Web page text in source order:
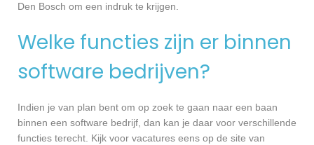
Den Bosch om een indruk te krijgen.
Welke functies zijn er binnen
software bedrijven?
Indien je van plan bent om op zoek te gaan naar een baan
binnen een software bedrijf, dan kan je daar voor verschillende
functies terecht. Kijk voor vacatures eens op de site van